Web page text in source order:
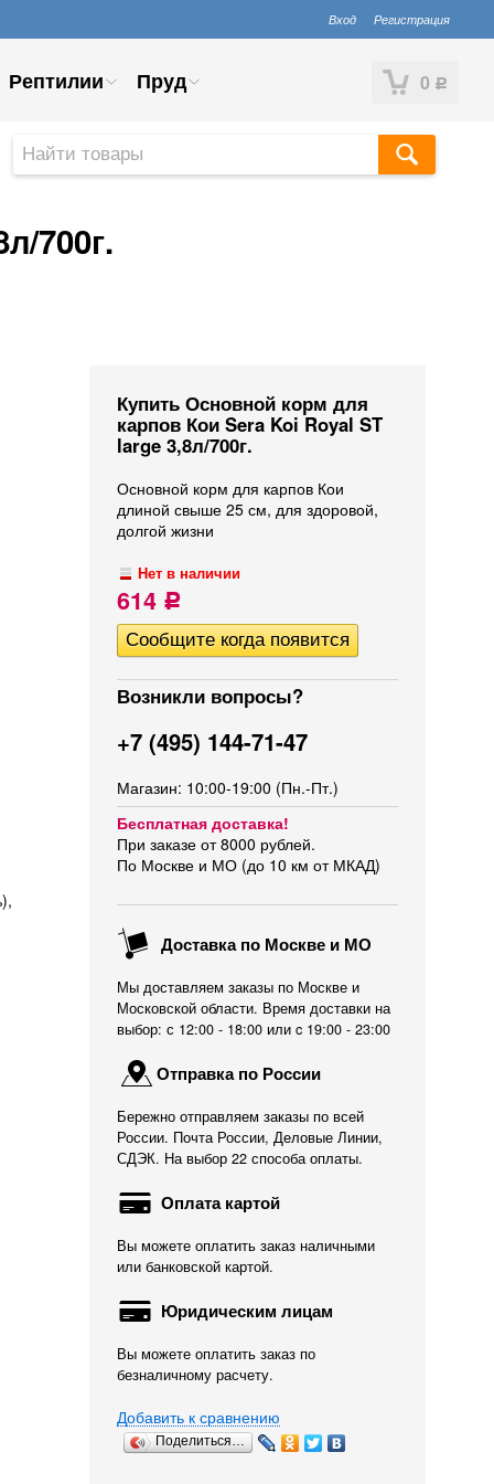
Вход Регистрация
0 Р
Рептилии Пруд
700г.
Купить Основной корм для
карпов Кои Sera Koi Royal ST
large 3,8л/700г.
Основной корм для карпов Кои
длиной свыше 25 см, для здоровой,
долгой жизни
Нет в наличии
614 Р
Возникли вопросы?
+7 (495) 144-71-47
Магазин: 10:00-19:00 (Пн.-Пт.)
Бесплатная доставка!
При заказе от 8000 рублей.
По Москве и МО (до 10 км от МКАД)
Доставка по Москве и МО
Мы доставляем заказы по Москве и
Московской области. Время доставки на
выбор: с 12:00 - 18:00 или c 19:00 - 23:00
Отправка по России
Бережно отправляем заказы по всей
России. Почта России, Деловые Линии,
СДЭК. На выбор 22 способа оплаты.
Оплата картой
Вы можете оплатить заказ наличными
или банковской картой.
Юридическим лицам
Вы можете оплатить заказ по
безналичному расчету.
Добавить к сравнению
Поделиться…